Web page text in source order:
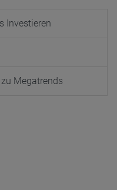
Investieren
Megatrends